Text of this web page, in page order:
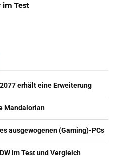
im Test
erhält eine Erweiterung
Mandalorian
ausgewogenen (Gaming)-PCs
im Test und Vergleich